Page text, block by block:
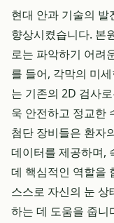
현대 안과 기술의
향상시켰습니다. 본
로는 파악하기 어려
를 들어, 각막의 미
는 기존의 2D 검사
욱 안전하고 정교한
첨단 장비들은 환자
데이터를 제공하며,
데 핵심적인 역할을
스스로 자신의 눈
하는 데 도움을 줍니